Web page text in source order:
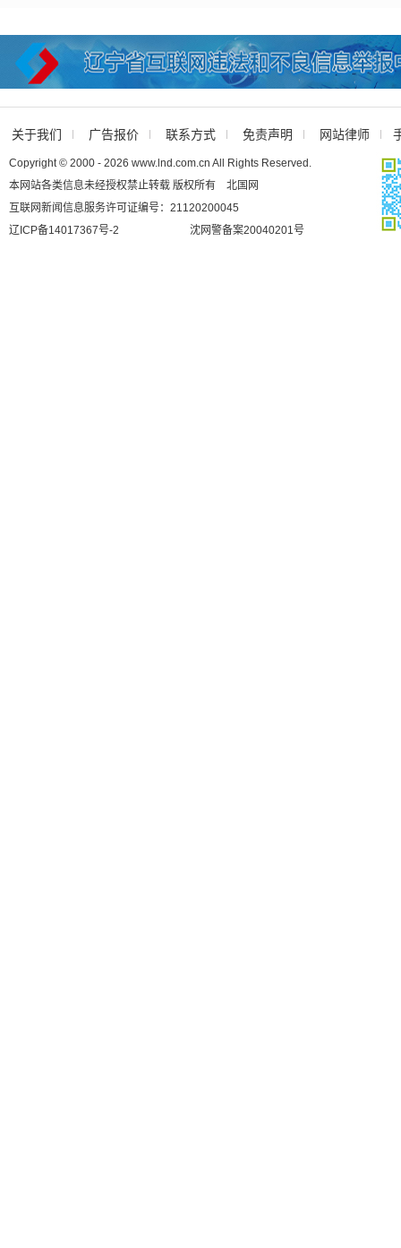
关于我们 广告报价 联系方式 免责声明 网站律师
Copyright © 2000 - 2026 www.lnd.com.cn All Rights Reserved.
本网站各类信息未经授权禁止转载 版权所有 北国网
互联网新闻信息服务许可证编号：21120200045
辽ICP备14017367号-2
沈网警备案20040201号